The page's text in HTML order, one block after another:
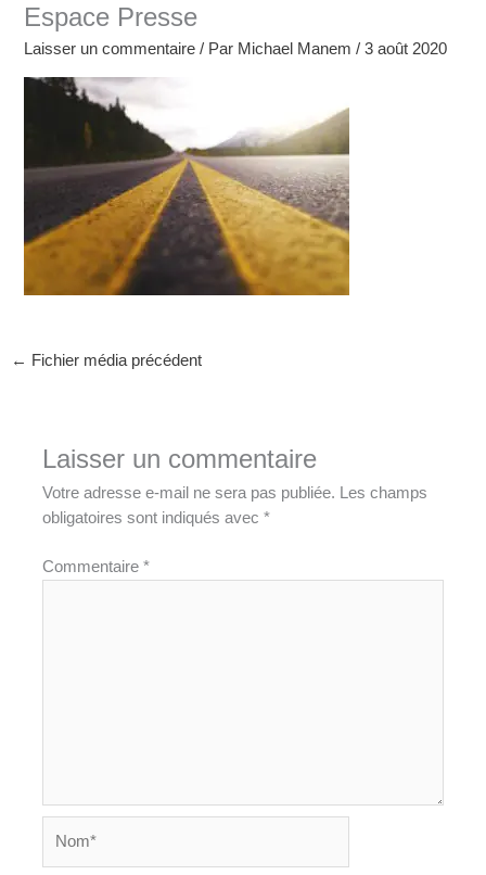
Espace Presse
Laisser un commentaire / Par Michael Manem/3 août 2020
← Fichier média précédent
Laisser un commentaire
Votre adresse e-mail ne sera pas publiée. Les champs
obligatoires sont indiqués avec*
Commentaire*